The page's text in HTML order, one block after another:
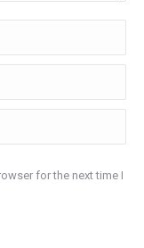
for the next time I